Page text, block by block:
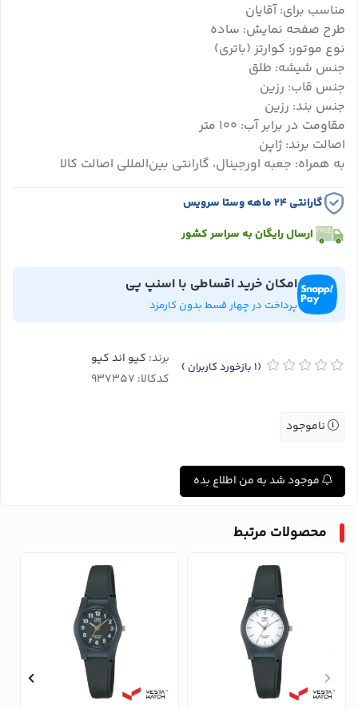
مناسب برای: آقایان
طرح صفحه نمایش: ساده
نوع موتور: کوارتز (باتری)
جنس شیشه: طلق
جنس قاب: رزین
جنس بند: رزین
مقاومت در برابر آب: ۱۰۰ متر
اصالت برند: ژاپن
به همراه: جعبه اورجینال، گارانتی بین‌المللی اصالت کالا
گارانتی ۲۴ ماهه وستا سرویس
ارسال رایگان به سراسر کشور
امکان خرید اقساطی با اسنپ پی
پرداخت در چهار قسط بدون کارمزد
(1 بازخورد کاربران ) برند: کیو اند کیو
کدکالا:
ناموجود
موجود شد به من اطلاع بده
محصولات مرتبط